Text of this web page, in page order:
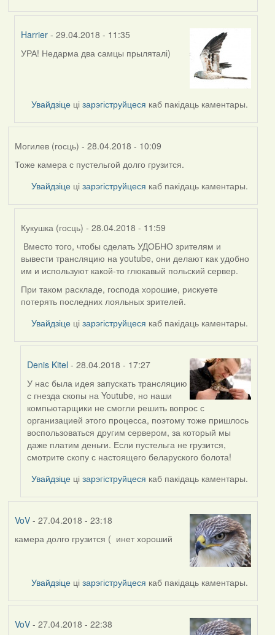
Harrier - 29.04.2018 - 11:35
In
Feather
УРА! Недарма два самцы прыляталі)
Увайдзіце цізарэгіструйцеся каб пакідаць каментары.
Могилев (госць) - 28.04.2018 - 10:09
Тоже камера с пустельгой долго грузится.
Увайдзіце цізарэгіструйцеся каб пакідаць каментары.
Кукушка (госць) - 28.04.2018 - 11:59
In
reply
to
by
Могилев
Вместо того, чтобы сделать УДОБНО зрителям и
вывести трансляцию на youtube, они делают как удобно
им и используют какой-то глюкавый польский сервер.
При таком раскладе, господа хорошие, рискуете
потерять последних лояльных зрителей.
Увайдзіце цізарэгіструйцеся каб пакідаць каментары.
Denis Kitel - 28.04.2018 - 17:27
In
reply
to
by
Кукушка
(госць)
У нас была идея запускать трансляцию
с гнезда скопы на Youtube, но наши
компьютарщики не смогли решить вопрос с
организацией этого процесса, поэтому тоже пришлось
воспользоваться другим сервером, за который мы
даже платим деньги. Если пустельга не грузится,
смотрите скопу с настоящего беларуского болота!
Увайдзіце цізарэгіструйцеся каб пакідаць каментары.
VoV- 27.04.2018 - 23:18
камера долго грузится ( инет хороший
Увайдзіце цізарэгіструйцеся каб пакідаць каментары.
VoV- 27.04.2018 - 22:38